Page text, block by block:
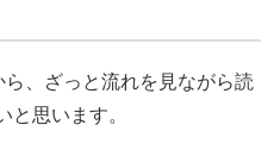
、ざっと流れを見ながら読
と思います。